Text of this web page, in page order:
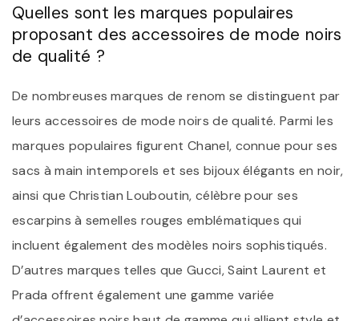
Quelles sont les marques populaires
proposant des accessoires de mode noirs
de qualité ?
De nombreuses marques de renom se distinguent par
leurs accessoires de mode noirs de qualité. Parmi les
marques populaires figurent Chanel, connue pour ses
sacs à main intemporels et ses bijoux élégants en noir,
ainsi que Christian Louboutin, célèbre pour ses
escarpins à semelles rouges emblématiques qui
incluent également des modèles noirs sophistiqués.
D’autres marques telles que Gucci, Saint Laurent et
Prada offrent également une gamme variée